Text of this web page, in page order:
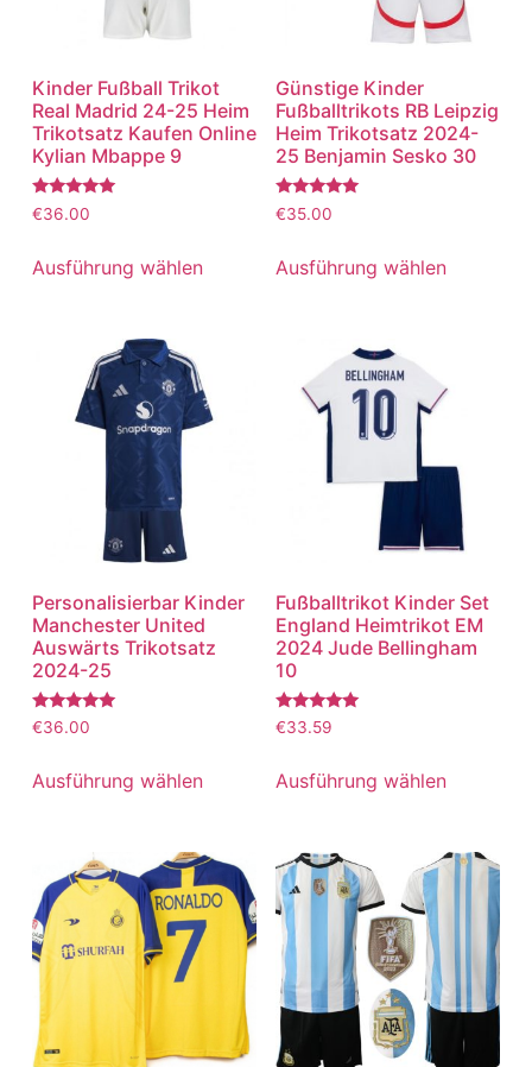
Kinder Fußball Trikot
Real Madrid 24-25 Heim
Trikotsatz Kaufen Online
Kylian Mbappe 9
Bewertet
mit
von 5
€36.00
Ausführung wählen
Günstige Kinder
Fußballtrikots RB Leipzig
Heim Trikotsatz 2024-
25 Benjamin Sesko 30
Bewertet
mit
von 5
€35.00
Ausführung wählen
Personalisierbar Kinder
Manchester United
Auswärts Trikotsatz
2024-25
Bewertet
mit
von 5
€36.00
Ausführung wählen
Fußballtrikot Kinder Set
England Heimtrikot EM
2024 Jude Bellingham
10
Bewertet
mit
von 5
€33.59
Ausführung wählen